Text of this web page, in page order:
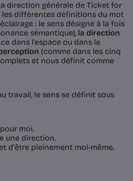
direction générale de Ticket for
les différentes définitions du mot
: le sens désigne à la fois
sémantique), la direction
dans l’espace ou dans le
(comme dans les cinq
et nous définit comme
travail, le sens se définit sous
moi.
une direction.
d’être pleinement moi-même.